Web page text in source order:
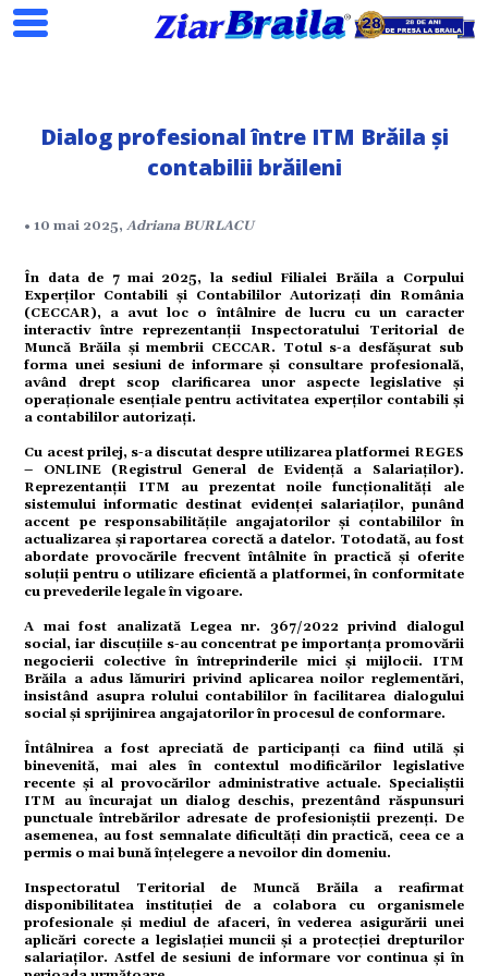
Dialog profesional între ITM Brăila și
contabilii brăileni
• 10 mai 2025,Adriana BURLACU
În data de 7 mai 2025, la sediul Filialei Brăila a Corpului
Experților Contabili și Contabililor Autorizați din România
(CECCAR), a avut loc o întâlnire de lucru cu un caracter
interactiv între reprezentanții Inspectoratului Teritorial de
Muncă Brăila și membrii CECCAR. Totul s-a desfășurat sub
forma unei sesiuni de informare și consultare profesională,
având drept scop clarificarea unor aspecte legislative și
operaționale esențiale pentru activitatea experților contabili și
a contabililor autorizați.
Cu acest prilej, s-a discutat despre utilizarea platformei REGES
– ONLINE (Registrul General de Evidență a Salariaților).
Reprezentanții ITM au prezentat noile funcționalități ale
sistemului informatic destinat evidenței salariaților, punând
accent pe responsabilitățile angajatorilor și contabililor în
actualizarea și raportarea corectă a datelor. Totodată, au fost
abordate provocările frecvent întâlnite în practică și oferite
soluții pentru o utilizare eficientă a platformei, în conformitate
cu prevederile legale în vigoare.
A mai fost analizată Legea nr. 367/2022 privind dialogul
social, iar discuțiile s-au concentrat pe importanța promovării
negocierii colective în întreprinderile mici și mijlocii. ITM
Brăila a adus lămuriri privind aplicarea noilor reglementări,
insistând asupra rolului contabililor în facilitarea dialogului
social și sprijinirea angajatorilor în procesul de conformare.
Întâlnirea a fost apreciată de participanți ca fiind utilă și
binevenită, mai ales în contextul modificărilor legislative
recente și al provocărilor administrative actuale. Specialiștii
ITM au încurajat un dialog deschis, prezentând răspunsuri
punctuale întrebărilor adresate de profesioniștii prezenți. De
asemenea, au fost semnalate dificultăți din practică, ceea ce a
permis o mai bună înțelegere a nevoilor din domeniu.
Inspectoratul Teritorial de Muncă Brăila a reafirmat
disponibilitatea instituției de a colabora cu organismele
profesionale și mediul de afaceri, în vederea asigurării unei
aplicări corecte a legislației muncii și a protecției drepturilor
salariaților. Astfel de sesiuni de informare vor continua și în